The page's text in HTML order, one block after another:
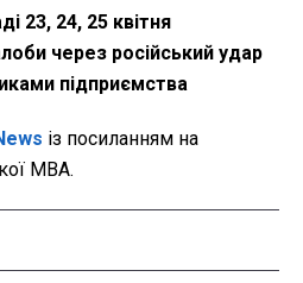
23, 24, 25 квітня
через російський удар
підприємства
із посиланням на
МВА.